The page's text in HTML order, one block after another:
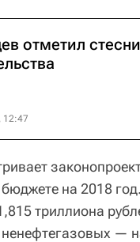
отметил
12:47
на 2018
триллиона
—